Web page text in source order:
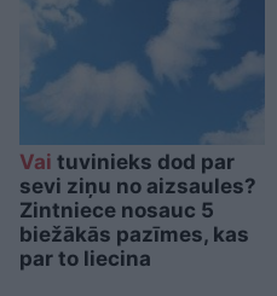
Vai tuvinieks dod par
sevi ziņu no aizsaules?
Zintniece nosauc 5
biežākās pazīmes, kas
par to liecina